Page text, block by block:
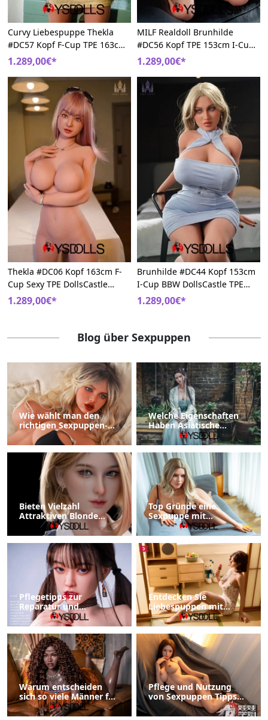
Curvy Liebespuppe Thekla
#DC57 Kopf F-Cup TPE 163cm
Reifen DollsCastle
1.289,00€*
MILF Realdoll Brunhilde
#DC56 Kopf TPE 153cm I-Cup
Sexy DollsCastle
1.289,00€*
Thekla #DC06 Kopf 163cm F-
Cup Sexy TPE DollsCastle
Charme Liebespuppe
1.289,00€*
Brunhilde #DC44 Kopf 153cm
I-Cup BBW DollsCastle TPE
Große Brüste Sexpuppem
1.289,00€*
Blog über Sexpuppen
Wie wählt man den
richtigen Sexpuppen-
Torso aus?
Welche Eigenschaften
Haben Asiatische
Sexpuppen?
Bieten Vielzahl
Attraktiven Blonde
Sexpuppen
Top Gründe eine
Sexpuppe mit
Stehenden Füßen zu
Wählen
Pflegetipps zur
Reparatur und
Restaurierung Ihrer
Silikon Sexpuppe
Entdecken Sie
Liebespuppen mit
beweglichem Kiefer und
Mundstrukturen
Warum entscheiden
sich so viele Männer für
den Kauf von
Sexpuppen?
Pflege und Nutzung
von Sexpuppen Tipps
und Tricks